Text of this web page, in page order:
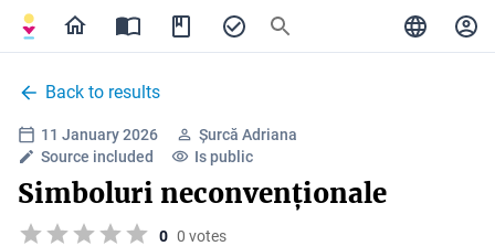
Back to results
11 January 2026
Șurcă Adriana
Source included
Is public
Simboluri neconvenționale
0 0 votes